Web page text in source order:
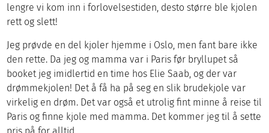
lengre vi kom inn i forlovelsestiden, desto større ble kjolen
rett og slett!
Jeg prøvde en del kjoler hjemme i Oslo, men fant bare ikke
den rette. Da jeg og mamma var i Paris før bryllupet så
booket jeg imidlertid en time hos Elie Saab, og der var
drømmekjolen! Det å få ha på seg en slik brudekjole var
virkelig en drøm. Det var også et utrolig fint minne å reise til
Paris og finne kjole med mamma. Det kommer jeg til å sette